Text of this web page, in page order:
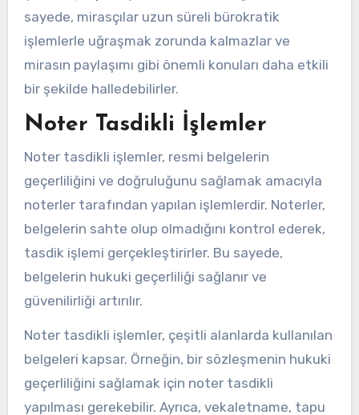
sayede, mirasçılar uzun süreli bürokratik
işlemlerle uğraşmak zorunda kalmazlar ve
mirasın paylaşımı gibi önemli konuları daha etkili
bir şekilde halledebilirler.
Noter Tasdikli İşlemler
Noter tasdikli işlemler, resmi belgelerin
geçerliliğini ve doğruluğunu sağlamak amacıyla
noterler tarafından yapılan işlemlerdir. Noterler,
belgelerin sahte olup olmadığını kontrol ederek,
tasdik işlemi gerçekleştirirler. Bu sayede,
belgelerin hukuki geçerliliği sağlanır ve
güvenilirliği artırılır.
Noter tasdikli işlemler, çeşitli alanlarda kullanılan
belgeleri kapsar. Örneğin, bir sözleşmenin hukuki
geçerliliğini sağlamak için noter tasdikli
yapılması gerekebilir. Ayrıca, vekaletname, tapu